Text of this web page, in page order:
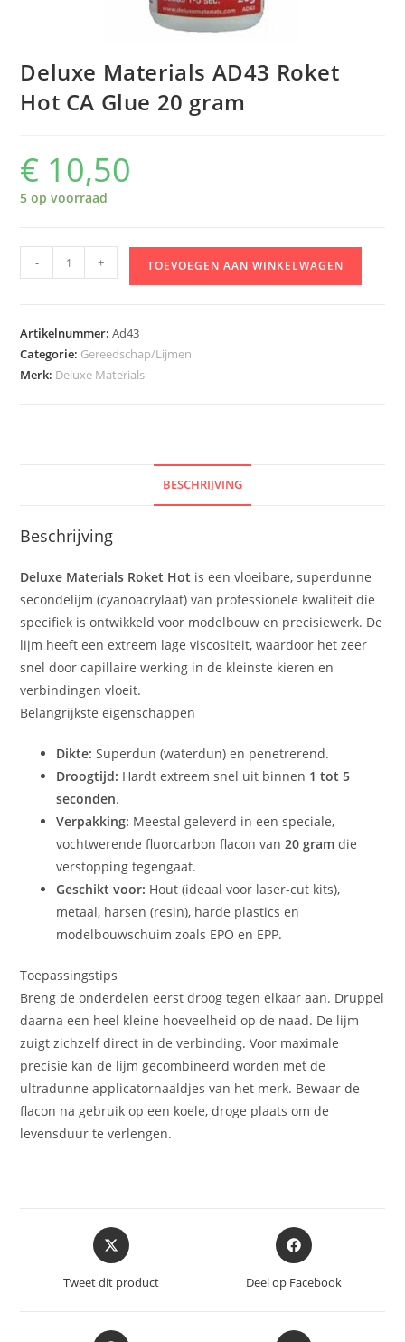
Deluxe Materials AD43 Roket
Hot CA Glue 20 gram
€ 10,50
5 op voorraad
Materials
Roket
Hot
CA
- + TOEVOEGEN AAN WINKELWAGEN
Artikelnummer:Ad43
Categorie: Gereedschap/Lijmen
Merk: Deluxe Materials
BESCHRIJVING
Beschrijving
Deluxe Materials Roket Hot is een vloeibare, superdunne
secondelijm (cyanoacrylaat) van professionele kwaliteit die
specifiek is ontwikkeld voor modelbouw en precisiewerk. De
lijm heeft een extreem lage viscositeit, waardoor het zeer
snel door capillaire werking in de kleinste kieren en
verbindingen vloeit.
Belangrijkste eigenschappen
Dikte: Superdun (waterdun) en penetrerend.
Droogtijd: Hardt extreem snel uit binnen 1 tot 5
seconden.
Verpakking: Meestal geleverd in een speciale,
vochtwerende fluorcarbon flacon van20 gram die
verstopping tegengaat.
Geschikt voor: Hout (ideaal voor laser-cut kits),
metaal, harsen (resin), harde plastics en
modelbouwschuim zoals EPO en EPP.
Toepassingstips
Breng de onderdelen eerst droog tegen elkaar aan. Druppel
daarna een heel kleine hoeveelheid op de naad. De lijm
zuigt zichzelf direct in de verbinding. Voor maximale
precisie kan de lijm gecombineerd worden met de
ultradunne applicatornaaldjes van het merk. Bewaar de
flacon na gebruik op een koele, droge plaats om de
levensduur te verlengen.
Opent
in
een
nieuw
Tweet dit product
Opent
in
nieuw
Deel op Facebook